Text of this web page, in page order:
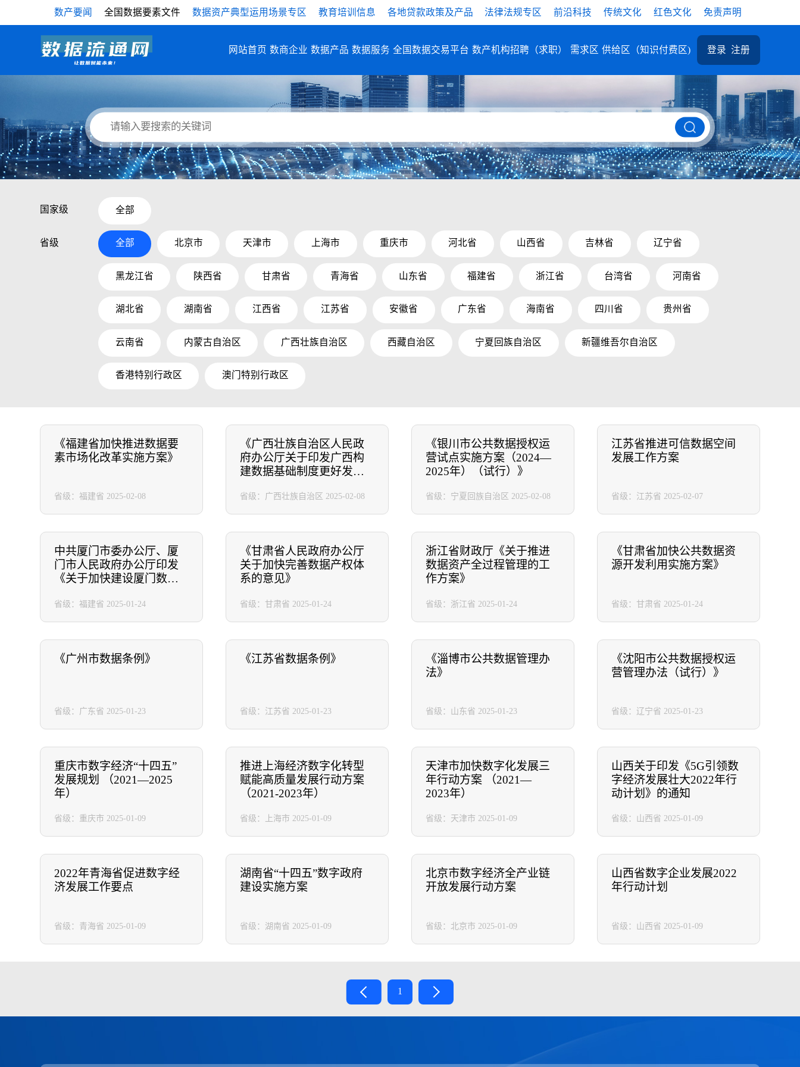
数产要闻 全国数据要素文件 数据资产典型运用场景专区 教育培训信息 各地贷款政策及产品 法律法规专区 前沿科技 传统文化 红色文化 免责声明
网站首页 数商企业 数据产品 数据服务 全国数据交易平台 数产机构招聘（求职） 需求区 供给区（知识付费区) 登录 注册
国家级 全部
省级 全部 北京市 天津市 上海市 重庆市 河北省 山西省 吉林省 辽宁省
黑龙江省 陕西省 甘肃省 青海省 山东省 福建省 浙江省 台湾省 河南省
湖北省 湖南省 江西省 江苏省 安徽省 广东省 海南省 四川省 贵州省
云南省 内蒙古自治区 广西壮族自治区 西藏自治区 宁夏回族自治区 新疆维吾尔自治区
香港特别行政区 澳门特别行政区
《福建省加快推进数据要
素市场化改革实施方案》
省级：福建省2025-02-08
《广西壮族自治区人民政
府办公厅关于印发广西构
建数据基础制度更好发挥
案的通知》
省级：广西壮族自治区2025-02-08
《银川市公共数据授权运
营试点实施方案（2024—
2025年）（试行）》
省级：宁夏回族自治区 2025-02-08
江苏省推进可信数据空间
发展工作方案
省级：江苏省 2025-02-07
中共厦门市委办公厅、厦
门市人民政府办公厅印发
《关于加快建设厦门数据
年)》
省级：福建省 2025-01-24
《甘肃省人民政府办公厅
关于加快完善数据产权体
系的意见》
省级：甘肃省 2025-01-24
浙江省财政厅《关于推进
数据资产全过程管理的工
作方案》
省级：浙江省 2025-01-24
《甘肃省加快公共数据资
源开发利用实施方案》
省级：甘肃省 2025-01-24
《广州市数据条例》
省级：广东省2025-01-23
《江苏省数据条例》
省级：江苏省2025-01-23
《淄博市公共数据管理办
法》
省级：山东省 2025-01-23
《沈阳市公共数据授权运
营管理办法（试行）》
省级：辽宁省 2025-01-23
重庆市数字经济“十四五”
发展规划 （2021—2025
年）
省级：重庆市2025-01-09
推进上海经济数字化转型
赋能高质量发展行动方案
（2021-2023年）
省级：上海市2025-01-09
天津市加快数字化发展三
年行动方案 （2021—
2023年）
省级：天津市 2025-01-09
山西关于印发《5G引领数
字经济发展壮大2022年行
动计划》的通知
省级：山西省 2025-01-09
2022年青海省促进数字经
济发展工作要点
省级：青海省 2025-01-09
湖南省“十四五”数字政府
建设实施方案
省级：湖南省 2025-01-09
北京市数字经济全产业链
开放发展行动方案
省级：北京市 2025-01-09
山西省数字企业发展2022
年行动计划
省级：山西省 2025-01-09
1